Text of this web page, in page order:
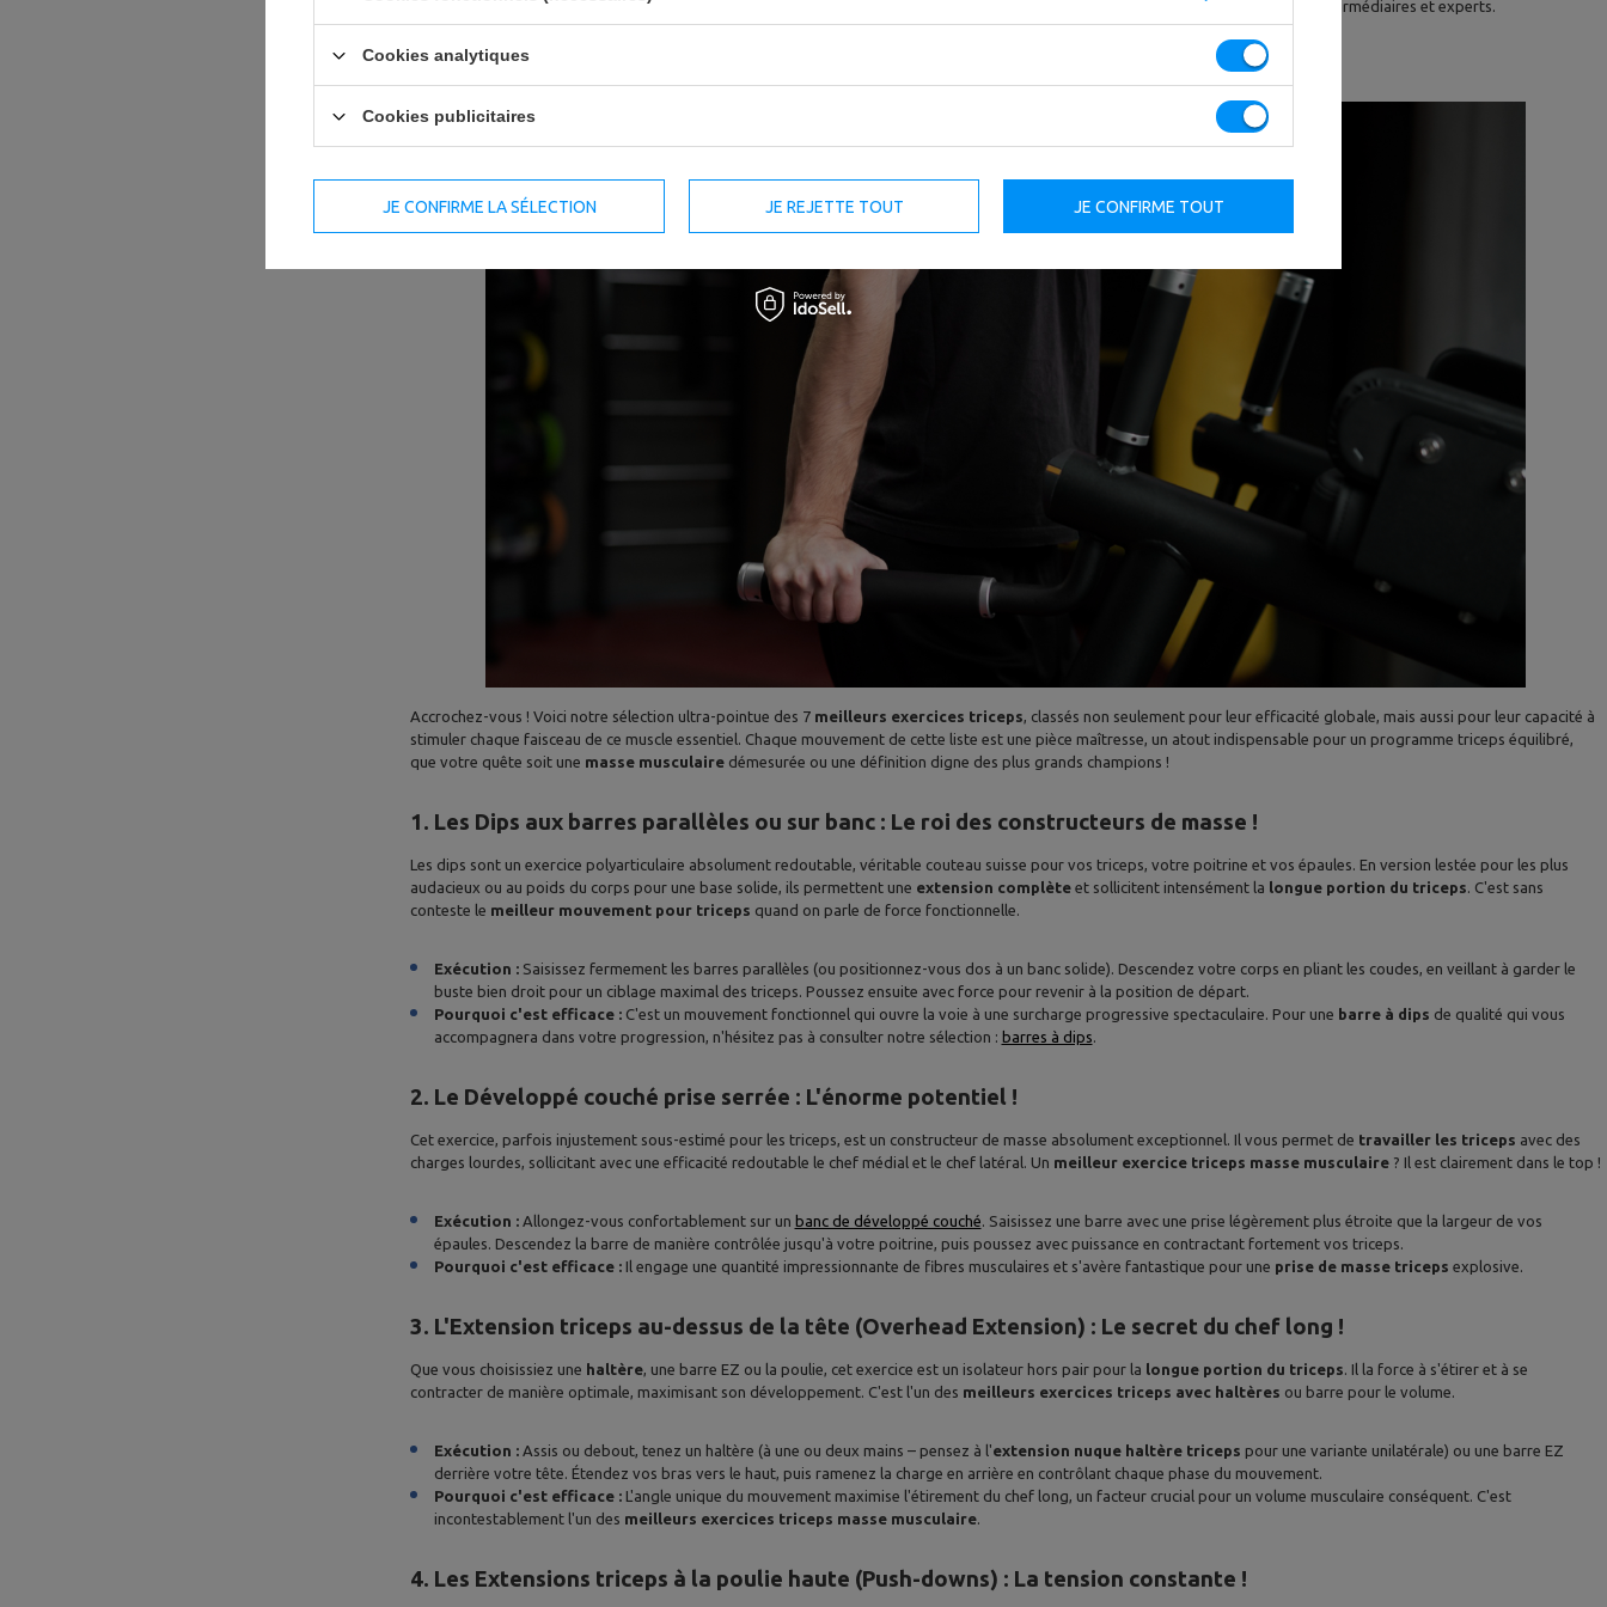
fondamentaux pour les débutants, tandis que les machines et les charges libres ouvrent un monde de possibilités pour les niveaux intermédiaires et experts.
Top 7 des exercices triceps pour une progression maximale
Accrochez-vous ! Voici notre sélection ultra-pointue des 7 meilleurs exercices triceps, classés non seulement pour leur efficacité globale, mais aussi pour leur capacité à
stimuler chaque faisceau de ce muscle essentiel. Chaque mouvement de cette liste est une pièce maîtresse, un atout indispensable pour un programme triceps équilibré,
que votre quête soit une masse musculairedémesurée ou une définition digne des plus grands champions !
1. Les Dips aux barres parallèles ou sur banc : Le roi des constructeurs de masse !
Les dips sont un exercice polyarticulaire absolument redoutable, véritable couteau suisse pour vos triceps, votre poitrine et vos épaules. En version lestée pour les plus
audacieux ou au poids du corps pour une base solide, ils permettent une extension complèteet sollicitent intensément la longue portion du triceps. C'est sans
conteste le meilleur mouvement pour triceps quand on parle de force fonctionnelle.
Exécution :Saisissez fermement les barres parallèles (ou positionnez-vous dos à un banc solide). Descendez votre corps en pliant les coudes, en veillant à garder le
buste bien droit pour un ciblage maximal des triceps. Poussez ensuite avec force pour revenir à la position de départ.
Pourquoi c'est efficace :C'est un mouvement fonctionnel qui ouvre la voie à une surcharge progressive spectaculaire. Pour une barre à dips de qualité qui vous
accompagnera dans votre progression, n'hésitez pas à consulter notre sélection : barres à dips.
2. Le Développé couché prise serrée : L'énorme potentiel !
Cet exercice, parfois injustement sous-estimé pour les triceps, est un constructeur de masse absolument exceptionnel. Il vous permet de travailler les triceps avec des
charges lourdes, sollicitant avec une efficacité redoutable le chef médial et le chef latéral. Un meilleur exercice triceps masse musculaire? Il est clairement dans le top !
Exécution :Allongez-vous confortablement sur un banc de développé couché. Saisissez une barre avec une prise légèrement plus étroite que la largeur de vos
épaules. Descendez la barre de manière contrôlée jusqu'à votre poitrine, puis poussez avec puissance en contractant fortement vos triceps.
Pourquoi c'est efficace :Il engage une quantité impressionnante de fibres musculaires et s'avère fantastique pour une prise de masse triceps explosive.
3. L'Extension triceps au-dessus de la tête (Overhead Extension) : Le secret du chef long !
Que vous choisissiez une haltère, une barre EZ ou la poulie, cet exercice est un isolateur hors pair pour la longue portion du triceps. Il la force à s'étirer et à se
contracter de manière optimale, maximisant son développement. C'est l'un des meilleurs exercices triceps avec haltères ou barre pour le volume.
Exécution :Assis ou debout, tenez un haltère (à une ou deux mains – pensez à l'extension nuque haltère triceps pour une variante unilatérale) ou une barre EZ
derrière votre tête. Étendez vos bras vers le haut, puis ramenez la charge en arrière en contrôlant chaque phase du mouvement.
Pourquoi c'est efficace :L'angle unique du mouvement maximise l'étirement du chef long, un facteur crucial pour un volume musculaire conséquent. C'est
incontestablement l'un des meilleurs exercices triceps masse musculaire.
4. Les Extensions triceps à la poulie haute (Push-downs) : La tension constante !
Cookies analytiques
Cookies publicitaires
JE CONFIRME LA SÉLECTION JE REJETTE TOUT JE CONFIRME TOUT